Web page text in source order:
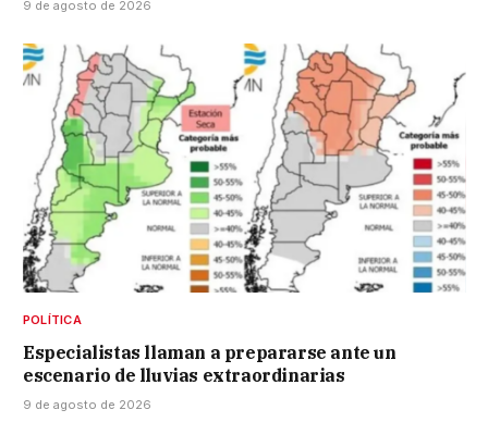
9 de agosto de 2026
POLÍTICA
Especialistas llaman a prepararse ante un
escenario de lluvias extraordinarias
9 de agosto de 2026